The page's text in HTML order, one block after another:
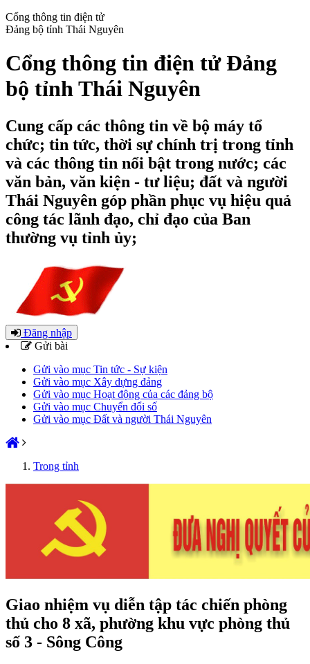
Cổng thông tin điện tử
Đảng bộ tỉnh Thái Nguyên
Cổng thông tin điện tử Đảng
bộ tỉnh Thái Nguyên
Cung cấp các thông tin về bộ máy tổ
chức; tin tức, thời sự chính trị trong tỉnh
và các thông tin nổi bật trong nước; các
văn bản, văn kiện - tư liệu; đất và người
Thái Nguyên góp phần phục vụ hiệu quả
công tác lãnh đạo, chỉ đạo của Ban
thường vụ tỉnh ủy;
Đăng nhập
Gửi bài
Gửi vào mục Tin tức - Sự kiện
Gửi vào mục Xây dựng đảng
Gửi vào mục Hoạt động của các đảng bộ
Gửi vào mục Chuyển đổi số
Gửi vào mục Đất và người Thái Nguyên
Trong tỉnh
Giao nhiệm vụ diễn tập tác chiến phòng
thủ cho 8 xã, phường khu vực phòng thủ
số 3 - Sông Công